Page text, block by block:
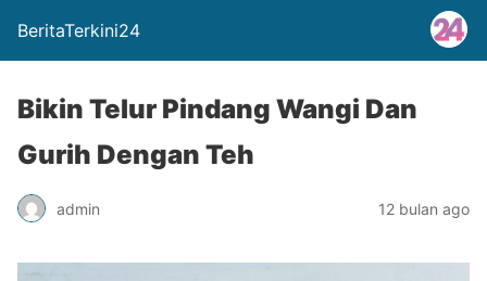
BeritaTerkini24
Bikin Telur Pindang Wangi Dan
Gurih Dengan Teh
admin 12 bulan ago